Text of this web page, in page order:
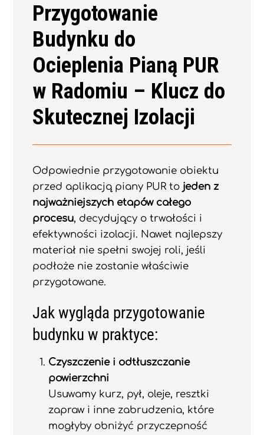
Przygotowanie
Budynku do
Ocieplenia Pianą PUR
w Radomiu – Klucz do
Skutecznej Izolacji
Odpowiednie przygotowanie obiektu
przed aplikacją piany PUR to jeden z
najważniejszych etapów całego
procesu, decydujący o trwałości i
efektywności izolacji. Nawet najlepszy
materiał nie spełni swojej roli, jeśli
podłoże nie zostanie właściwie
przygotowane.
Jak wygląda przygotowanie
budynku w praktyce:
Czyszczenie i odtłuszczanie
powierzchni
Usuwamy kurz, pył, oleje, resztki
zapraw i inne zabrudzenia, które
mogłyby obniżyć przyczepność